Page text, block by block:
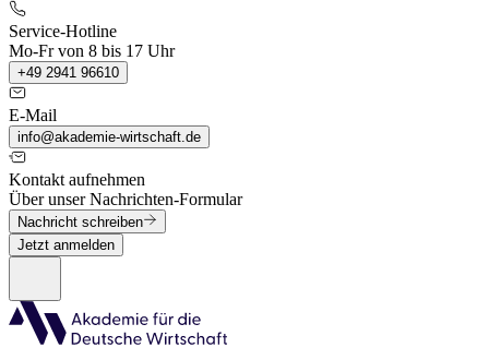
Service-Hotline
Mo-Fr von 8 bis 17 Uhr
+49 2941 96610
E-Mail
info@akademie-wirtschaft.de
Kontakt aufnehmen
Über unser Nachrichten-Formular
Nachricht schreiben
Jetzt anmelden